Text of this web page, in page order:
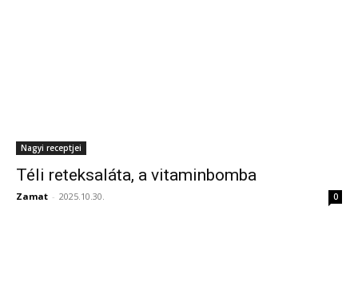
Nagyi receptjei
Téli reteksaláta, a vitaminbomba
Zamat - 2025.10.30. 0